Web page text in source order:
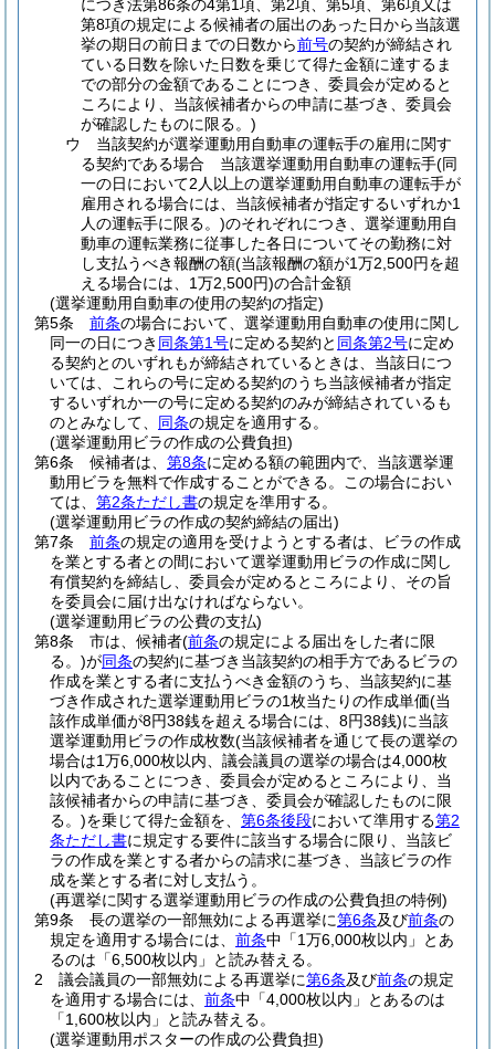
につき法第86条の4第1項、第2項、第5項、第6項又は
第8項の規定による候補者の届出のあった日から当該選
挙の期日の前日までの日数から前号の契約が締結され
ている日数を除いた日数を乗じて得た金額に達するま
での部分の金額であることにつき、委員会が定めると
ころにより、当該候補者からの申請に基づき、委員会
が確認したものに限る。)
ウ
当該契約が選挙運動用自動車の運転手の雇用に関す
る契約である場合 当該選挙運動用自動車の運転手(同
一の日において2人以上の選挙運動用自動車の運転手が
雇用される場合には、当該候補者が指定するいずれか1
人の運転手に限る。)のそれぞれにつき、選挙運動用自
動車の運転業務に従事した各日についてその勤務に対
し支払うべき報酬の額(当該報酬の額が1万2,500円を超
える場合には、1万2,500円)の合計金額
(選挙運動用自動車の使用の契約の指定)
第5条
前条の場合において、選挙運動用自動車の使用に関し
同一の日につき 同条第1号に定める契約と 同条第2号に定め
る契約とのいずれもが締結されているときは、当該日につ
いては、これらの号に定める契約のうち当該候補者が指定
するいずれか一の号に定める契約のみが締結されているも
のとみなして、 同条の規定を適用する。
(選挙運動用ビラの作成の公費負担)
第6条
候補者は、 第8条に定める額の範囲内で、当該選挙運
動用ビラを無料で作成することができる。
この場合におい
ては、 第2条ただし書の規定を準用する。
(選挙運動用ビラの作成の契約締結の届出)
第7条
前条の規定の適用を受けようとする者は、ビラの作成
を業とする者との間において選挙運動用ビラの作成に関し
有償契約を締結し、委員会が定めるところにより、その旨
を委員会に届け出なければならない。
(選挙運動用ビラの公費の支払)
第8条
市は、候補者(前条の規定による届出をした者に限
る。)が同条の契約に基づき当該契約の相手方であるビラの
作成を業とする者に支払うべき金額のうち、当該契約に基
づき作成された選挙運動用ビラの1枚当たりの作成単価(当
該作成単価が8円38銭を超える場合には、8円38銭)に当該
選挙運動用ビラの作成枚数(当該候補者を通じて長の選挙の
場合は1万6,000枚以内、議会議員の選挙の場合は4,000枚
以内であることにつき、委員会が定めるところにより、当
該候補者からの申請に基づき、委員会が確認したものに限
る。)を乗じて得た金額を、 第6条後段において準用する第2
条ただし書に規定する要件に該当する場合に限り、当該ビ
ラの作成を業とする者からの請求に基づき、当該ビラの作
成を業とする者に対し支払う。
(再選挙に関する選挙運動用ビラの作成の公費負担の特例)
第9条
長の選挙の一部無効による再選挙に第6条及び前条の
規定を適用する場合には、 前条中「1万6,000枚以内」とあ
るのは「6,500枚以内」と読み替える。
2
議会議員の一部無効による再選挙に第6条及び前条の規定
を適用する場合には、 前条中「4,000枚以内」とあるのは
「1,600枚以内」と読み替える。
(選挙運動用ポスターの作成の公費負担)